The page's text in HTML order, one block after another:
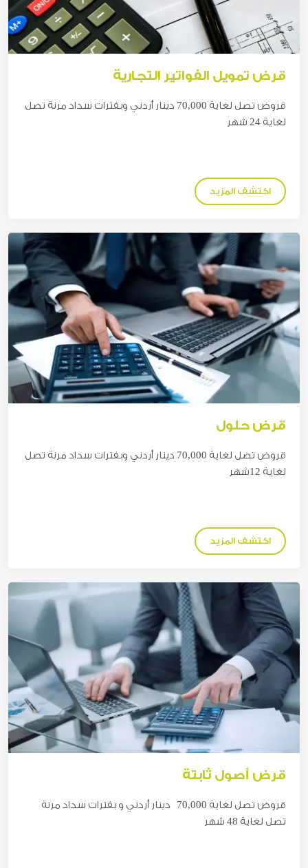
قرض تمويل الفواتير التجارية
قروض تصل لغاية 70,000 دينار أردني وبفترات سداد مرنة تصل
لغاية 24 شهر
اكتشف المزيد
قرض حلول
قروض تصل لغاية 70,000 دينار أردني وبفترات سداد مرنة تصل
لغاية 12شهر
اكتشف المزيد
قرض أصول ثابتة
قروض تصل لغاية 70,000 دينار أردني و بفترات سداد مرنة
تصل لغاية 48 شهر